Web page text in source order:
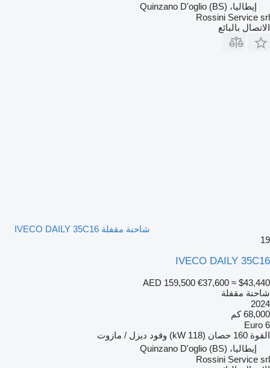
إيطاليا، Quinzano D'oglio (BS)
Rossini Service srl
الاتصال بالبائع
شاحنة مقفلة IVECO DAILY 35C16
19
IVECO DAILY 35C16
AED 159,500 €37,600 ≈ $43,440
شاحنة مقفلة
2024
68,000 كم
Euro 6
القوة 160 حصان (118 kW) وقود ديزل / مازوت
إيطاليا، Quinzano D'oglio (BS)
Rossini Service srl